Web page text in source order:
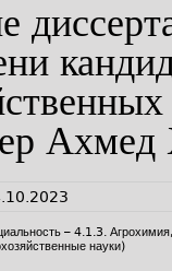
Ахмед
– 4.1.3.
науки)